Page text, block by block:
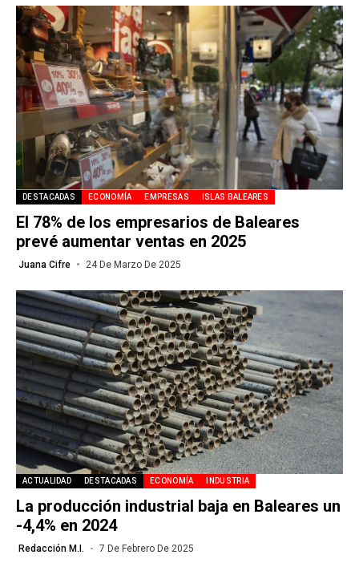
DESTACADAS ECONOMÍA EMPRESAS ISLAS BALEARES
El 78% de los empresarios de Baleares
prevé aumentar ventas en 2025
Juana Cifre 24 De Marzo De 2025
ACTUALIDAD DESTACADAS ECONOMÍA INDUSTRIA
La producción industrial baja en Baleares un
-4,4% en 2024
Redacción M.I. 7 De Febrero De 2025